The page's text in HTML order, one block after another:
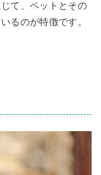
て、ペットとその
るのが特徴です。